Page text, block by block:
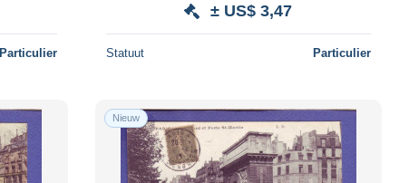
Particulier
± US$ 3,47
Statuut Particulier
Nieuw